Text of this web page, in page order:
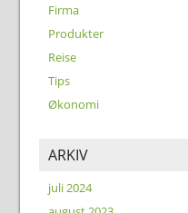
Firma
Produkter
Reise
Tips
Økonomi
ARKIV
juli 2024